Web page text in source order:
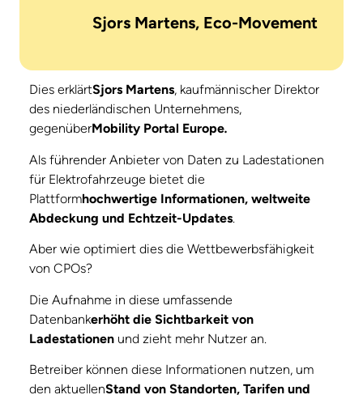
Sjors Martens, Eco-Movement
Dies erklärtSjors Martens, kaufmännischer Direktor
des niederländischen Unternehmens,
gegenüberMobility Portal Europe.
Als führender Anbieter von Daten zu Ladestationen
für Elektrofahrzeuge bietet die
Plattformhochwertige Informationen, weltweite
Abdeckung und Echtzeit-Updates.
Aber wie optimiert dies die Wettbewerbsfähigkeit
von CPOs?
Die Aufnahme in diese umfassende
Datenbankerhöht die Sichtbarkeit von
Ladestationen und zieht mehr Nutzer an.
Betreiber können diese Informationen nutzen, um
den aktuellenStand von Standorten, Tarifen und